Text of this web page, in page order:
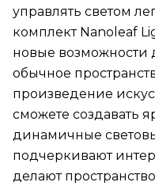
управлять светом
комплект Nanoleaf
новые возможности
обычное
произведение
сможете создавать
динамичные
подчеркивают
делают